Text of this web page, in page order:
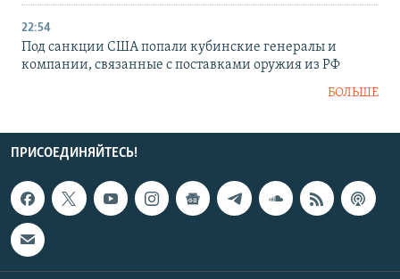
22:54
Под санкции США попали кубинские генералы и
компании, связанные с поставками оружия из РФ
БОЛЬШЕ
ПРИСОЕДИНЯЙТЕСЬ!